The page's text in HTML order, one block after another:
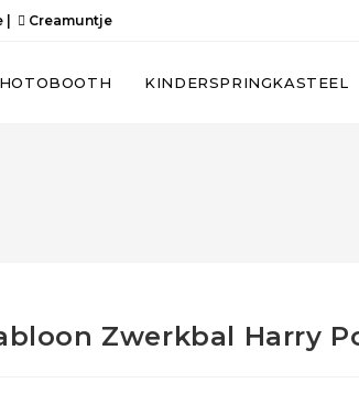
Creamuntje
KINDERSPRINGKASTEEL
Zwerkbal Harry